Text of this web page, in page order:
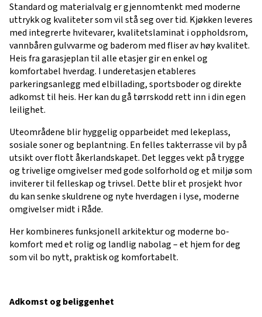
Standard og materialvalg er gjennomtenkt med moderne
uttrykk og kvaliteter som vil stå seg over tid. Kjøkken leveres
med integrerte hvitevarer, kvalitetslaminat i oppholdsrom,
vannbåren gulvvarme og baderom med fliser av høy kvalitet.
Heis fra garasjeplan til alle etasjer gir en enkel og
komfortabel hverdag. I underetasjen etableres
parkeringsanlegg med elbillading, sportsboder og direkte
adkomst til heis. Her kan du gå tørrskodd rett inn i din egen
leilighet.
Uteområdene blir hyggelig opparbeidet med lekeplass,
sosiale soner og beplantning. En felles takterrasse vil by på
utsikt over flott åkerlandskapet. Det legges vekt på trygge
og trivelige omgivelser med gode solforhold og et miljø som
inviterer til felleskap og trivsel. Dette blir et prosjekt hvor
du kan senke skuldrene og nyte hverdagen i lyse, moderne
omgivelser midt i Råde.
Her kombineres funksjonell arkitektur og moderne bo-
komfort med et rolig og landlig nabolag – et hjem for deg
som vil bo nytt, praktisk og komfortabelt.
Adkomst og beliggenhet